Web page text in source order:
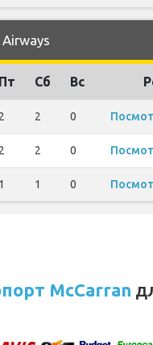
Пт Сб Вс
2 2 0
2 2 0
1 1 0
McCarran